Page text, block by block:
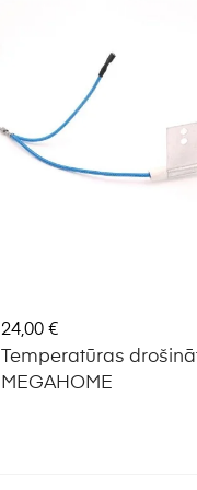
Cena
24,00 €
Temperatūras
MEGAHOME